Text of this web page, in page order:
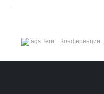
Теги: Конференции